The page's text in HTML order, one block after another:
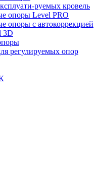
руемых кровель
опоры Level PRO
опоры с автокоррекцией
3D
регулируемых опор